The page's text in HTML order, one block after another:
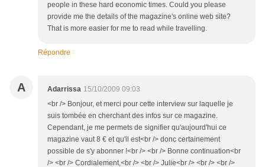
people in these hard economic times. Could you please
provide me the details of the magazine's online web site?
That is more easier for me to read while travelling.
Répondre
A Adarrissa 15/10/2009 09:03
<br /> Bonjour, et merci pour cette interview sur laquelle je
suis tombée en cherchant des infos sur ce magazine.
Cependant, je me permets de signifier qu'aujourd'hui ce
magazine vaut 8 € et qu'il est<br /> donc certainement
possible de s'y abonner !<br /> <br /> Bonne continuation<br
/> <br /> Cordialement,<br /> <br /> Julie<br /> <br /> <br />